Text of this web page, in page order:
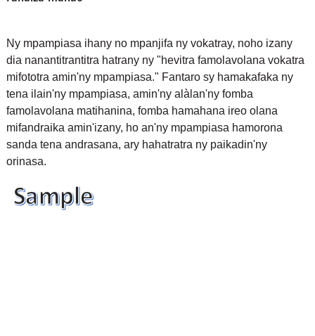
Ny mpampiasa ihany no mpanjifa ny vokatray, noho izany
dia nanantitrantitra hatrany ny "hevitra famolavolana vokatra
mifototra amin'ny mpampiasa." Fantaro sy hamakafaka ny
tena ilain'ny mpampiasa, amin'ny alàlan'ny fomba
famolavolana matihanina, fomba hamahana ireo olana
mifandraika amin'izany, ho an'ny mpampiasa hamorona
sanda tena andrasana, ary hahatratra ny paikadin'ny
orinasa.